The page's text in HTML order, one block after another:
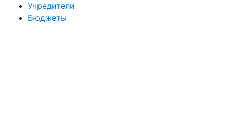
Учредители
Бюджеты